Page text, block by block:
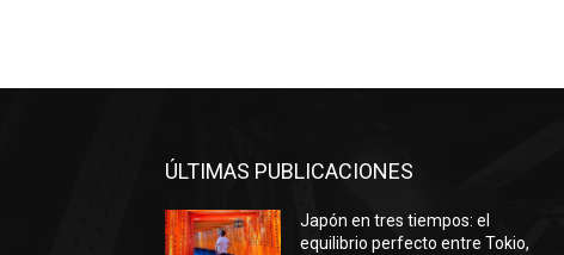
ÚLTIMAS PUBLICACIONES
Japón en tres tiempos: el
equilibrio perfecto entre Tokio,